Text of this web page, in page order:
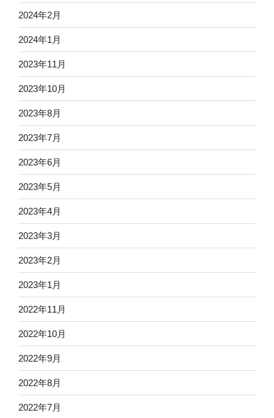
2024年2月
2024年1月
2023年11月
2023年10月
2023年8月
2023年7月
2023年6月
2023年5月
2023年4月
2023年3月
2023年2月
2023年1月
2022年11月
2022年10月
2022年9月
2022年8月
2022年7月